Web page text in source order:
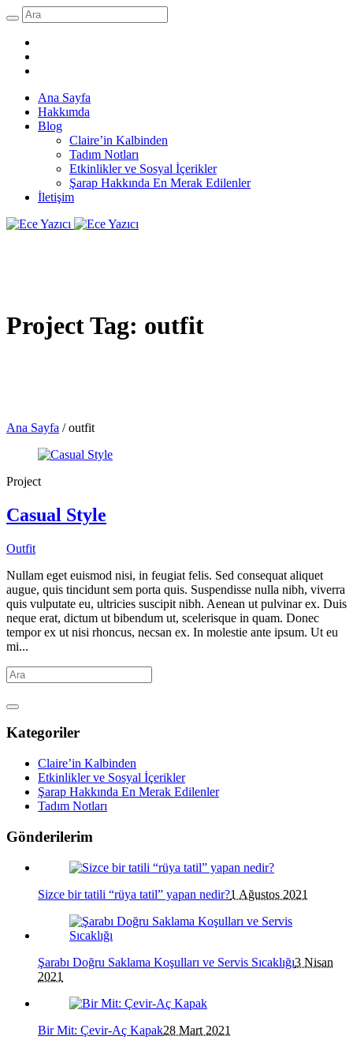
Ana Sayfa
Hakkımda
Blog
Claire’in Kalbinden
Tadım Notları
Etkinlikler ve Sosyal İçerikler
Şarap Hakkında En Merak Edilenler
İletişim
Project Tag: outfit
Ana Sayfa /outfit
Project
Casual Style
Outfit
Nullam eget euismod nisi, in feugiat felis. Sed consequat aliquet
augue, quis tincidunt sem porta quis. Suspendisse nulla nibh, viverra
quis vulputate eu, ultricies suscipit nibh. Aenean ut pulvinar ex. Duis
neque erat, dictum ut bibendum ut, scelerisque in quam. Donec
tempor ex ut nisi rhoncus, necsan ex. In molestie ante ipsum. Ut eu
mi...
Kategoriler
Claire’in Kalbinden
Etkinlikler ve Sosyal İçerikler
Şarap Hakkında En Merak Edilenler
Tadım Notları
Gönderilerim
Sizce bir tatili “rüya tatil” yapan nedir?1 Ağustos 2021
Şarabı Doğru Saklama Koşulları ve Servis Sıcaklığı3 Nisan
2021
Bir Mit: Çevir-Aç Kapak28 Mart 2021